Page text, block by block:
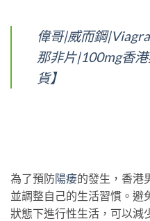
偉哥|威而鋼
那非片|100mg香
貨】
為了預防陽痿的發生，香港
並調整自己的生活習慣。避
狀態下進行性生活，可以減